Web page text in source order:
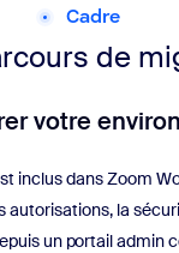
Cadre
de
votre
inclus dans Zoom
autorisations, la
un portail admin